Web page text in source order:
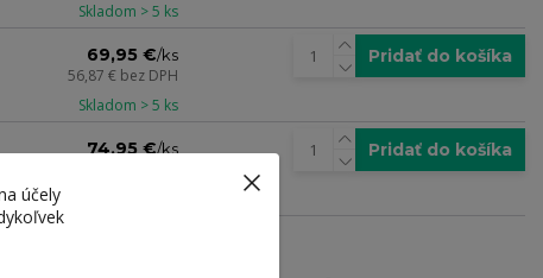
Skladom > 5 ks
69,95 €/ks
56,87 € bez DPH
Skladom > 5 ks
Pridať do košíka
74,95 €/ks Pridať do košíka
účely